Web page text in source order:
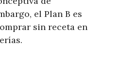
el Plan B es
sin receta en